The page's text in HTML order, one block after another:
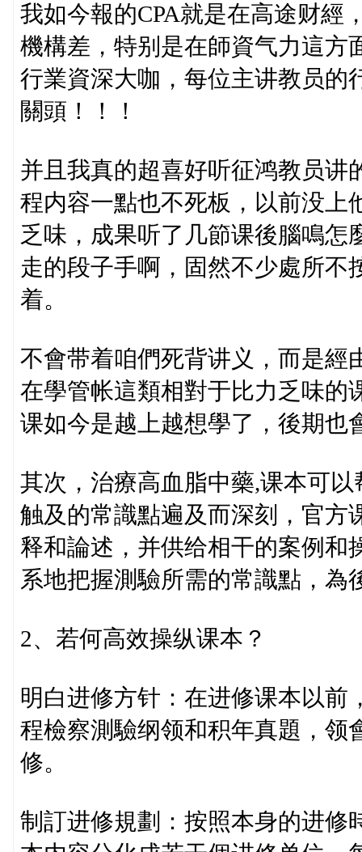
我如今報的CPA就是在高途财經
機構差，特别是在師資气力這方
行業資深大咖，每位主讲教员的
關頭！！！
并且我真的超喜好听征鸿教员讲
程内容一點也不死板，以前没上
乏味，成果听了几節课後腦鳴怎
走的段子手啊，固然不少處所不
着。
不會带着咱們死背讲义，而是經
在學管帐這類相對于比力乏味的
课如今是越上越想學了，後期也
其次，治療高血脂中藥,课本可
触及的常識點遍及而深刻，官方
释和論述，并供给相干的案例和
系地把握測驗所需的常識點，為
2、若何高效操纵课本？
明白进修方针：在进修课本以前
程檢察測驗纲领和积年真題，领
修。
制訂进修規劃：按照本身的进修